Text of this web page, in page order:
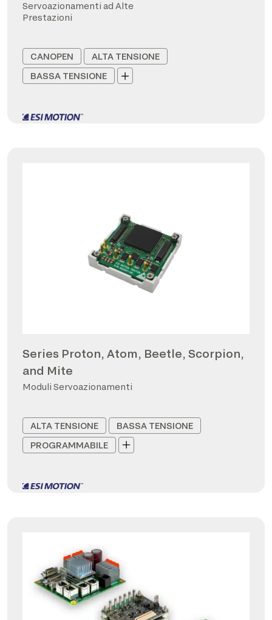
Servoazionamenti ad Alte
Prestazioni
CANOPEN
ALTA TENSIONE
BASSA TENSIONE
Series Proton, Atom, Beetle, Scorpion,
and Mite
Moduli Servoazionamenti
ALTA TENSIONE
BASSA TENSIONE
PROGRAMMABILE